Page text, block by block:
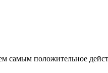
самым положительное